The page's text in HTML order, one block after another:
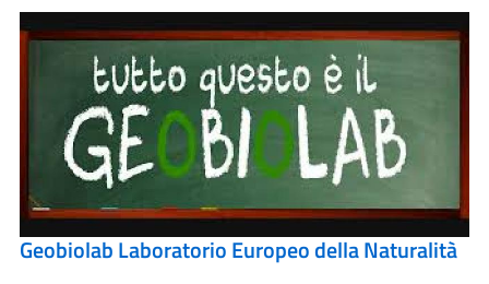
Geobiolab Laboratorio Europeo della Naturalità